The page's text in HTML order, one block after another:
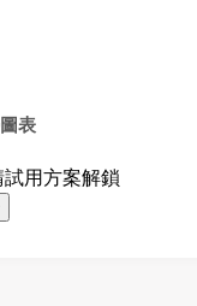
表
用方案解鎖